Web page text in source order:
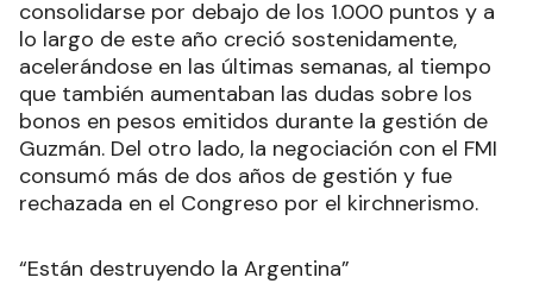
consolidarse por debajo de los 1.000 puntos y a
lo largo de este año creció sostenidamente,
acelerándose en las últimas semanas, al tiempo
que también aumentaban las dudas sobre los
bonos en pesos emitidos durante la gestión de
Guzmán. Del otro lado, la negociación con el FMI
consumó más de dos años de gestión y fue
rechazada en el Congreso por el kirchnerismo.
“Están destruyendo la Argentina”